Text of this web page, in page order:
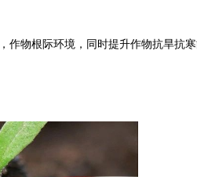
物根际环境，同时提升作物抗旱抗